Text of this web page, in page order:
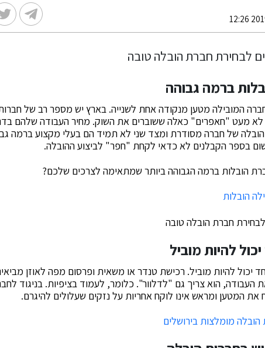
ברמה גבוהה
המובילה מטען מנקודה אחת לשנייה. בארץ יש מספר רב של
לא מעט "חאפרים" כאלה ששוברים את השוק. מחיר העבודה שלהם
של חברה מסודרת ומצד שני לא תמיד הם בעלי מקצוע ברמה
בספר הקבלנים לא כדאי לקחת "חפר" לביצוע ההובלה.
הובלות ברמה הגבוהה ביותר שמתאימה לצרכים שלכם?
הובלות
להיות מוביל
להיות מוביל. רכישת טנדר או משאית ופרסום מפה לאוזן
העבודה, הוא צריך גם "לדלוור". כלומר, לעמוד בציפיות. בניגוד
את המטען ומראש אינו לוקח אחריות על נזקים שעלולים להיגרם.
הובלה מומלצות בירושלים